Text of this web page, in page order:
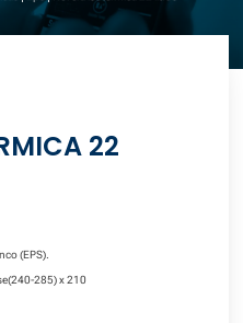
22
(EPS).
285) x 210